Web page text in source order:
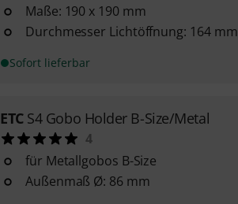
Maße: 190 x 190 mm
Durchmesser Lichtöffnung: 164 mm
Sofort lieferbar
ETC S4 Gobo Holder B-Size/Metal
4
für Metallgobos B-Size
Außenmaß Ø: 86 mm